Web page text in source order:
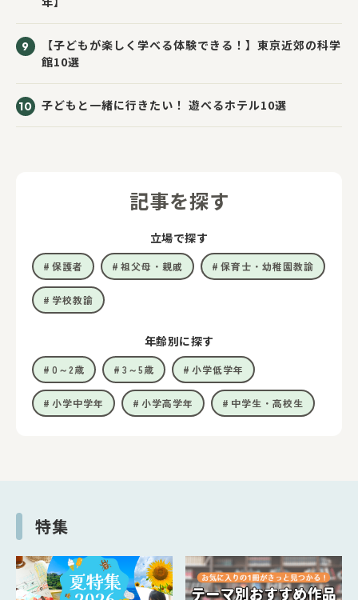
【子どもが楽しく学べる体験できる！】東京近郊の科学
館10選
子どもと一緒に行きたい！ 遊べるホテル10選
記事を探す
立場で探す
保護者 祖父母・親戚 保育士・幼稚園教諭
学校教諭
年齢別に探す
0～2歳 3～5歳 小学低学年
小学中学年 小学高学年 中学生・高校生
特集